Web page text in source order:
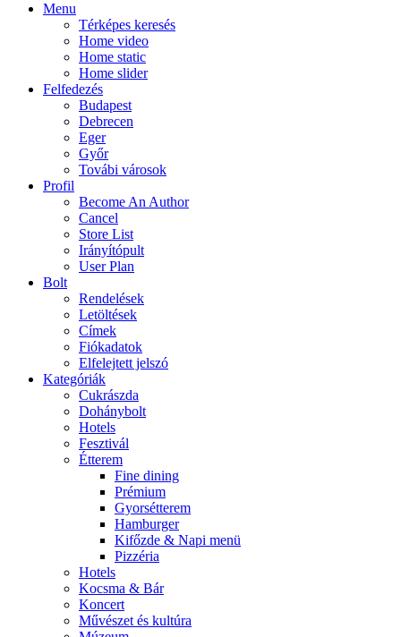
Menu
Térképes keresés
Home video
Home static
Home slider
Felfedezés
Budapest
Debrecen
Eger
Győr
Továbi városok
Profil
Become An Author
Cancel
Store List
Irányítópult
User Plan
Bolt
Rendelések
Letöltések
Címek
Fiókadatok
Elfelejtett jelszó
Kategóriák
Cukrászda
Dohánybolt
Hotels
Fesztivál
Étterem
Fine dining
Prémium
Gyorsétterem
Hamburger
Kifőzde & Napi menü
Pizzéria
Hotels
Kocsma & Bár
Koncert
Művészet és kultúra